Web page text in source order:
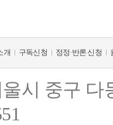
개 구독신청 정정·반론 신청
시 중구